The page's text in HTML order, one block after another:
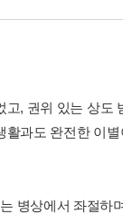
, 권위 있는 상도
과도 완전한 이
병상에서 좌절하